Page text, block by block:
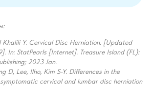
Khalili Y. Cervical Disc Herniation. [Updated
In: StatPearls [Internet]. Treasure Island (FL):
2023 Jan.
D, Lee, Ilho, Kim S-Y. Differences in the
cervical and lumbar disc herniation